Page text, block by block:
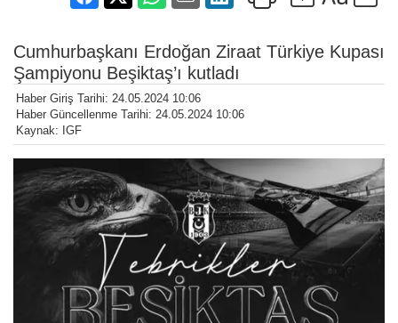
Cumhurbaşkanı Erdoğan Ziraat Türkiye Kupası
Şampiyonu Beşiktaş’ı kutladı
Haber Giriş Tarihi: 24.05.2024 10:06
Haber Güncellenme Tarihi: 24.05.2024 10:06
Kaynak: IGF